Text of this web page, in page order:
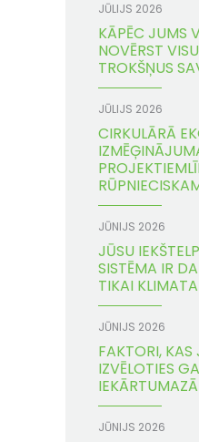
JŪLIJS 2026
KĀPĒC JUMS
NOVĒRST
TROKŠŅUS
JŪLIJS 2026
CIRKULĀRĀ
JŪNIJS 2026
JŪSU
SISTĒMA IR
TIKAI
JŪNIJS 2026
FAKTORI, KAS
IZVĒLOTIES
JŪNIJS 2026